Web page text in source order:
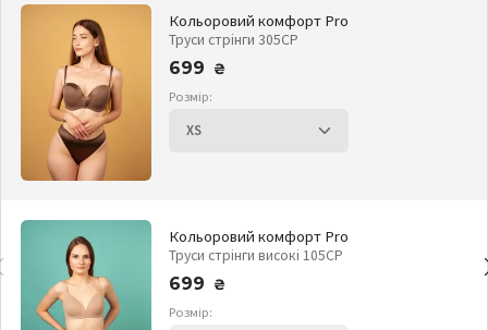
Кольоровий комфорт Pro
Труси стрінги 305CP
699
₴
Розмір:
Кольоровий комфорт Pro
Труси стрінги високі 105CP
699
₴
Розмір: